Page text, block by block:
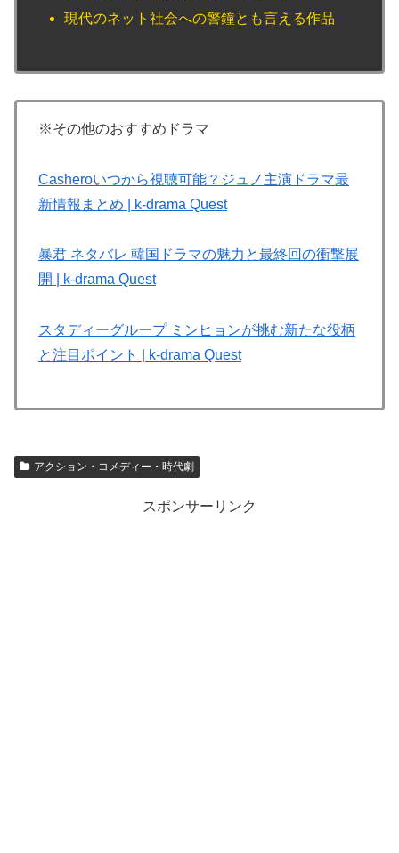
現代のネット社会への警鐘とも言える作品
※その他のおすすめドラマ
Casheroいつから視聴可能？ジュノ主演ドラマ最
新情報まとめ | k-drama Quest
暴君 ネタバレ 韓国ドラマの魅力と最終回の衝撃展
開 | k-drama Quest
スタディーグループ ミンヒョンが挑む新たな役柄
と注目ポイント | k-drama Quest
アクション・コメディー・時代劇
スポンサーリンク